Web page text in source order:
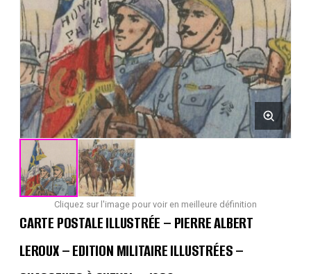
Cliquez sur l'image pour voir en meilleure définition
CARTE POSTALE ILLUSTRÉE – PIERRE ALBERT
LEROUX – EDITION MILITAIRE ILLUSTRÉES –